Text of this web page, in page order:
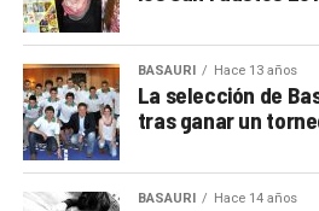
BASAURI Hace 13 años
La selección de
tras ganar un
BASAURI Hace 14 años